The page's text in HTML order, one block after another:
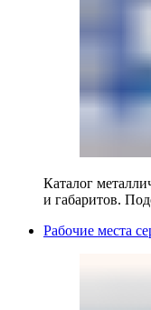
Каталог
и габаритов.
Рабочие места